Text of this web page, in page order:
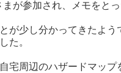
が参加され、メモをと
が少し分かってきたよ
た。
宅周辺のハザードマップ